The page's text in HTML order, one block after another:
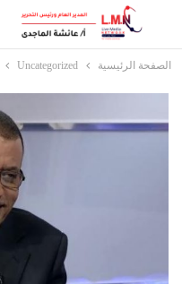
الصفحة الرئيسية Uncategorized